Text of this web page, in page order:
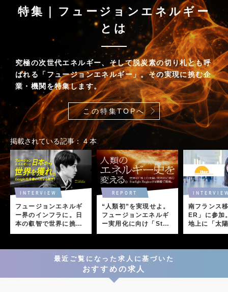
特集｜フュージョンエネルギー
とは
究極の次世代エネルギー、そして脱炭素の切り札とも呼
ばれる「フュージョンエネルギー」。その実現に挑む企
業・機関を特集します。
この特集TOPへ
掲載されている記事 4 本
INTERVIEW
フュージョンエネルギ
ー界のインフラに。日
本の叡智で世界に挑
REPORT
“人類初”を実現せよ。
フュージョンエネルギ
ー実用化に向け「Starl
南フランス
ER」に参加
地上に「太
最近ご覧になった求人に基づいた
おすすめの求人